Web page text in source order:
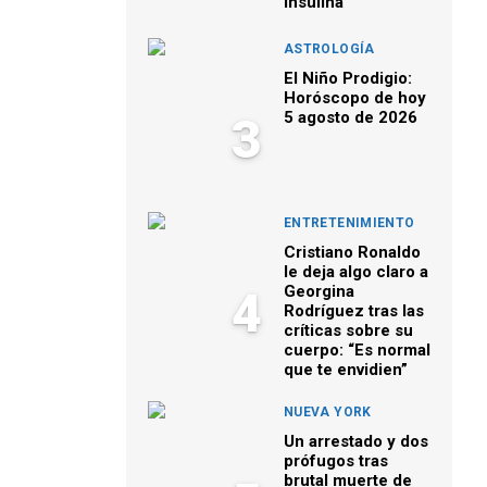
3
ASTROLOGÍA
El Niño Prodigio:
Horóscopo de hoy
5 agosto de 2026
4
ENTRETENIMIENTO
Cristiano Ronaldo
le deja algo claro a
Georgina
Rodríguez tras las
críticas sobre su
cuerpo: “Es normal
que te envidien”
NUEVA YORK
Un arrestado y dos
prófugos tras
brutal muerte de